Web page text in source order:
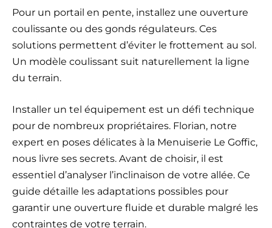
Pour un portail en pente, installez une ouverture
coulissante ou des gonds régulateurs. Ces
solutions permettent d’éviter le frottement au sol.
Un modèle coulissant suit naturellement la ligne
du terrain.
Installer un tel équipement est un défi technique
pour de nombreux propriétaires. Florian, notre
expert en poses délicates à la Menuiserie Le Goffic,
nous livre ses secrets. Avant de choisir, il est
essentiel d’analyser l’inclinaison de votre allée. Ce
guide détaille les adaptations possibles pour
garantir une ouverture fluide et durable malgré les
contraintes de votre terrain.